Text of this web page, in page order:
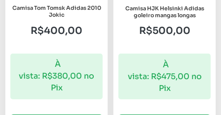
Camisa Tom Tomsk Adidas 2010
Jokic
R$400,00
À
vista: R$380,00 no
Pix
Camisa HJK Helsinki Adidas
goleiro mangas longas
R$500,00
À
vista: R$475,00 no
Pix